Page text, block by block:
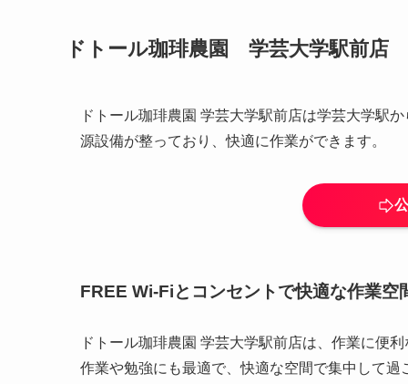
ドトール珈琲農園 学芸大学駅前店
ドトール珈琲農園 学芸大学駅前店は学芸大学駅
源設備が整っており、快適に作業ができます。
FREE Wi-Fiとコンセントで快適な作業空
ドトール珈琲農園 学芸大学駅前店は、作業に便
作業や勉強にも最適で、快適な空間で集中して